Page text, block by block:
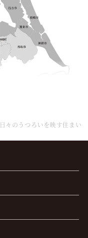
日々のうつろいを映す住まい